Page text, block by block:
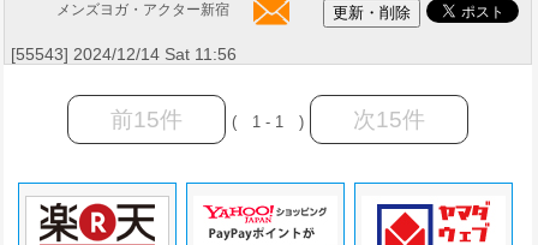
メンズヨガ・アクター新宿
[55543] 2024/12/14 Sat 11:56
前15件 ( 1 - 1 ) 次15件